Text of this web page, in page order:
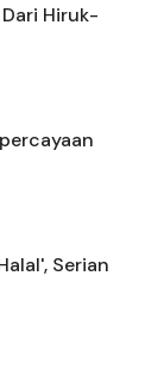
Hiruk-
Serian